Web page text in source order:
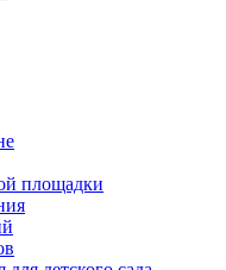
площадки